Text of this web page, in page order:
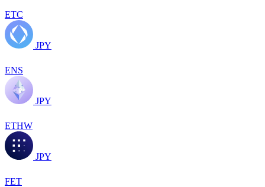
ETC
JPY
ENS
JPY
ETHW
JPY
FET